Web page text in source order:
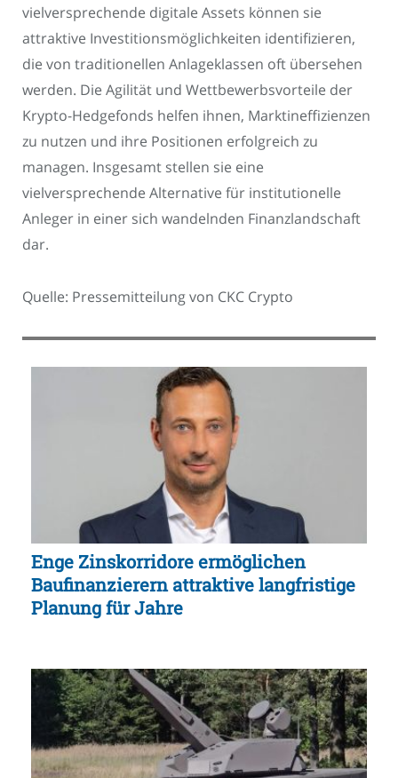
vielversprechende digitale Assets können sie
attraktive Investitionsmöglichkeiten identifizieren,
die von traditionellen Anlageklassen oft übersehen
werden. Die Agilität und Wettbewerbsvorteile der
Krypto-Hedgefonds helfen ihnen, Marktineffizienzen
zu nutzen und ihre Positionen erfolgreich zu
managen. Insgesamt stellen sie eine
vielversprechende Alternative für institutionelle
Anleger in einer sich wandelnden Finanzlandschaft
dar.
Quelle: Pressemitteilung von CKC Crypto
Enge Zinskorridore ermöglichen
Baufinanzierern attraktive langfristige
Planung für Jahre